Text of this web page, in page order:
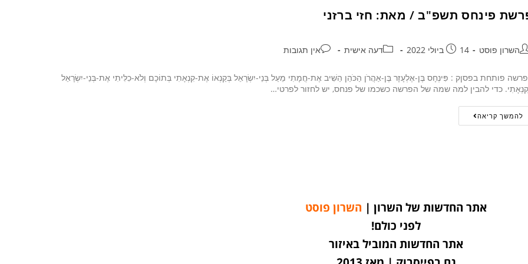
פינחס תשפ"ב / מאת: חזי ברזני
השרון פוסט 14 ביולי 2022 דעה אישית אין תגובות
פותחת בפסןק : פִּינְחָס בֶּן-אֶלְעָזָר בֶּן-אַהֲרֹן הַכֹּהֵן הֵשִׁיב אֶת-חֲמָתִי מֵעַל בְּנֵי-יִשְׂרָאֵל בְּקַנְאוֹ אֶת-קִנְאָתִי בְּתוֹכָם וְלֹא-כִלִּיתִי אֶת-בְּנֵי-יִשְׂרָאֵל
כדי להבין למה שמה של הפרשה כשכמו של פנחס, יש לחזור לפרטי…
להמשך קריאה
אתר החדשות של השרון | השרון פוסט
לפני כולם!
אתר החדשות המוביל באיזור